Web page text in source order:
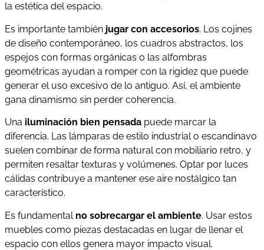
la estética del espacio.
Es importante también jugar con accesorios. Los cojines
de diseño contemporáneo, los cuadros abstractos, los
espejos con formas orgánicas o las alfombras
geométricas ayudan a romper con la rigidez que puede
generar el uso excesivo de lo antiguo. Así, el ambiente
gana dinamismo sin perder coherencia.
Una iluminación bien pensada puede marcar la
diferencia. Las lámparas de estilo industrial o escandinavo
suelen combinar de forma natural con mobiliario retro, y
permiten resaltar texturas y volúmenes. Optar por luces
cálidas contribuye a mantener ese aire nostálgico tan
característico.
Es fundamental no sobrecargar el ambiente. Usar estos
muebles como piezas destacadas en lugar de llenar el
espacio con ellos genera mayor impacto visual.